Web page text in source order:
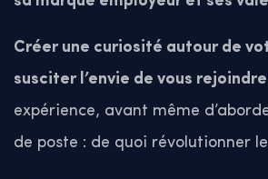
Créer une curiosité autour de
susciter l’envie de vous rejoindre
expérience, avant même
de poste : de quoi révolutionner